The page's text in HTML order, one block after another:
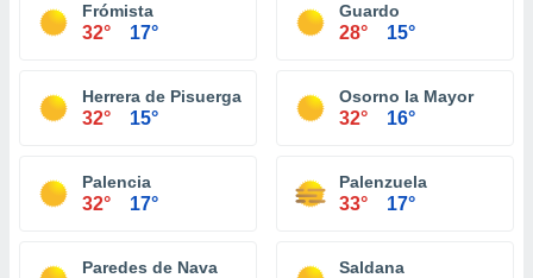
Frómista
32° 17°
Guardo
28° 15°
Herrera de Pisuerga
32° 15°
Osorno la Mayor
32° 16°
Palencia
32° 17°
Palenzuela
33° 17°
Paredes de Nava Saldana